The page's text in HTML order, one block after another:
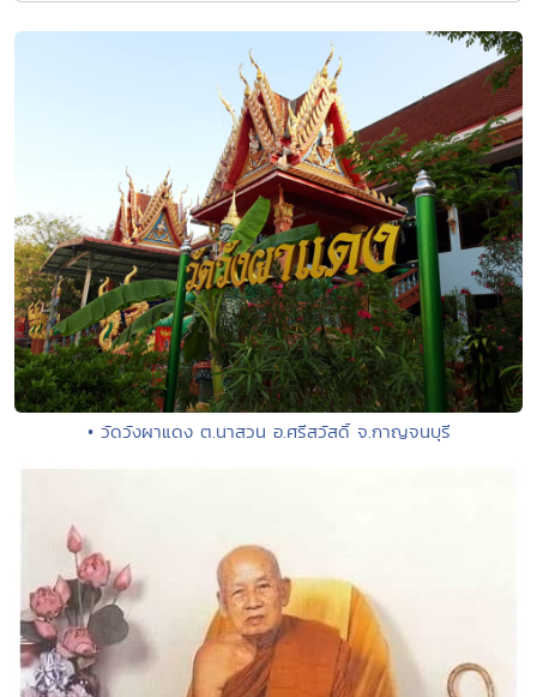
• วัดวังผาแดง ต.นาสวน อ.ศรีสวัสดิ์ จ.กาญจนบุรี